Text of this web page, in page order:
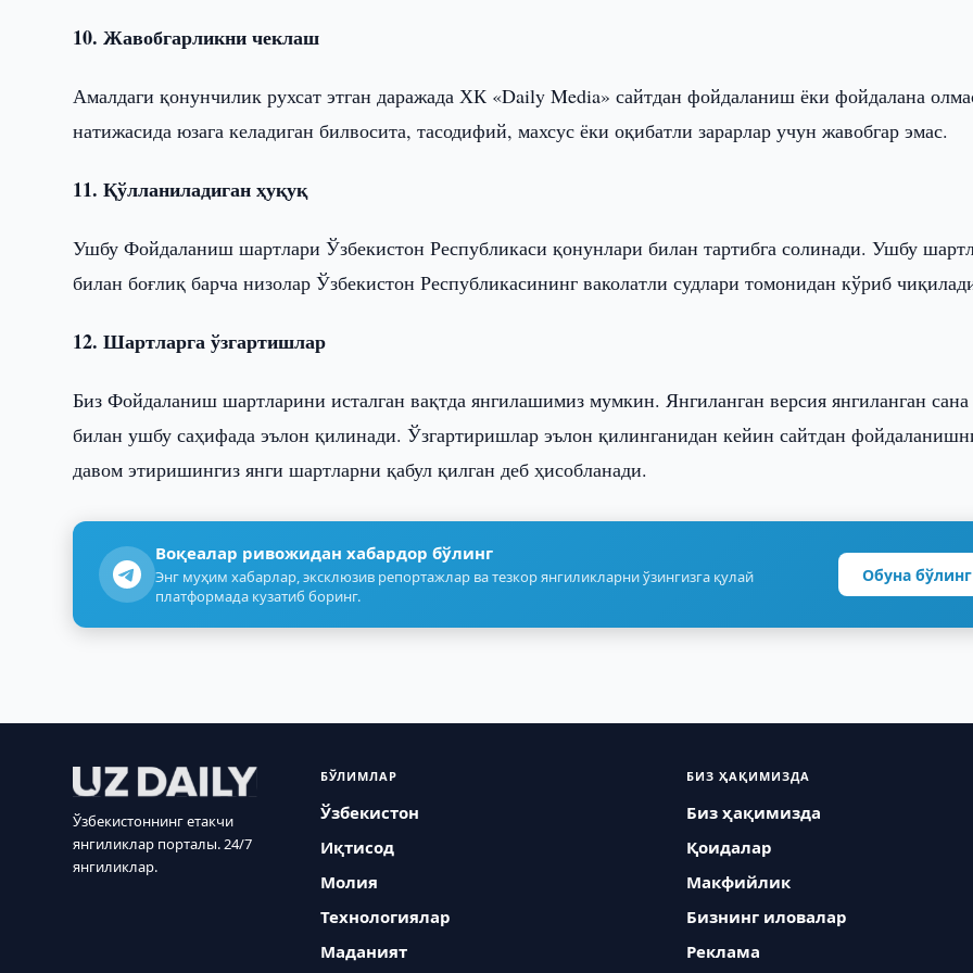
10. Жавобгарликни чеклаш
Амалдаги қонунчилик рухсат этган даражада ХК «Daily Media» сайтдан фойдаланиш ёки фойдалана
натижасида юзага келадиган билвосита, тасодифий, махсус ёки оқибатли зарарлар учун жавобгар эмас.
11. Қўлланиладиган ҳуқуқ
Ушбу Фойдаланиш шартлари Ўзбекистон Республикаси қонунлари билан тартибга солинади. Ушбу
билан боғлиқ барча низолар Ўзбекистон Республикасининг ваколатли судлари томонидан кўриб
12. Шартларга ўзгартишлар
Биз Фойдаланиш шартларини исталган вақтда янгилашимиз мумкин. Янгиланган версия янгиланган сана
билан ушбу саҳифада эълон қилинади. Ўзгартиришлар эълон қилинганидан кейин сайтдан
давом этиришингиз янги шартларни қабул қилган деб ҳисобланади.
Воқеалар ривожидан хабардор бўлинг
Энг муҳим хабарлар, эксклюзив репортажлар ва тезкор янгиликларни ўзингизга қулай
платформада кузатиб боринг.
Обуна бўлинг
Ўзбекистоннинг етакчи
янгиликлар порталы. 24/7
янгиликлар.
БЎЛИМЛАР
Ўзбекистон
Иқтисод
Молия
Технологиялар
Маданият
БИЗ ҲАҚИМИЗДА
Биз ҳақимизда
Қоидалар
Макфийлик
Бизнинг иловалар
Реклама